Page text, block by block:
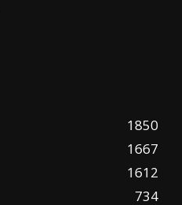
1850
1667
1612
734